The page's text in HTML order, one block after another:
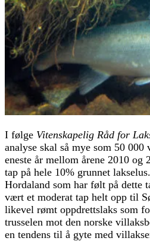
I følge Vitenskapelig Råd for
analyse skal så mye som 50
eneste år mellom årene 2010 og
tap på hele 10% grunnet
Hordaland som har følt på dette
vært et moderat tap helt opp til
likevel rømt oppdrettslaks som
trusselen mot den norske
en tendens til å gyte med